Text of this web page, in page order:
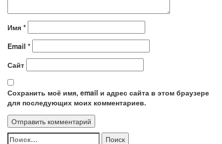
Имя *
Email *
Сайт
Сохранить моё имя, email и адрес сайта в этом браузере
для последующих моих комментариев.
Найти: